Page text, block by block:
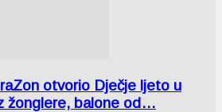
otvorio Dječje ljeto u
žonglere, balone od…